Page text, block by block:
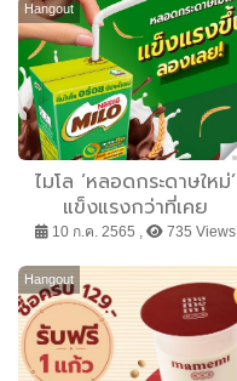
Hangout
ไมโล ‘หลอดกระดาษใหม่’
แข็งแรงกว่าที่เคย
10 ก.ค. 2565 , 735 Views
Hangout